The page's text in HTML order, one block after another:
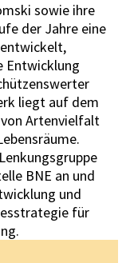
sowie ihre
der Jahre eine
Entwicklung
liegt auf dem
Artenvielfalt
BNE an und
und
für